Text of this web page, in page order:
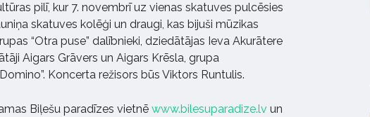
pilī, kur 7. novembrī uz vienas skatuves pulcēsies
skatuves kolēģi un draugi, kas bijuši mūzikas
“Otra puse” dalībnieki, dziedātājas Ieva Akurātere
Aigars Grāvers un Aigars Krēsla, grupa
Koncerta režisors būs Viktors Runtulis.
Biļešu paradīzes vietnē www.bilesuparadize.lv un